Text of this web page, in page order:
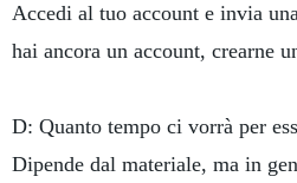
Accedi al tuo account e invia
hai ancora un account, crearne
D: Quanto tempo ci vorrà per
Dipende dal materiale, ma in